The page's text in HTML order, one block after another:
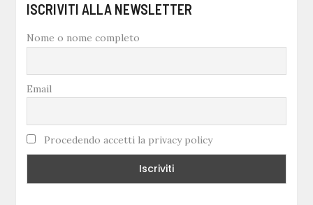
ISCRIVITI ALLA NEWSLETTER
Nome o nome completo
Email
Procedendo accetti la privacy policy